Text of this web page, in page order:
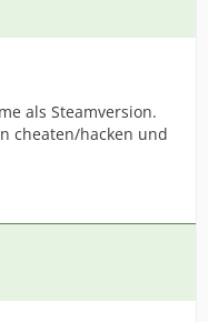
als Steamversion.
cheaten/hacken und